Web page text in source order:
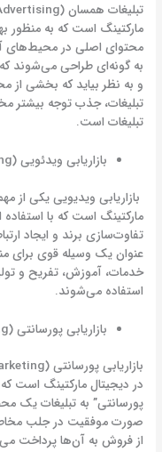
مارکتینگ است که به منظور
محتوای اصلی در محیط‌های
به گونه‌ای طراحی می‌شوند
و به نظر بیاید که بخشی
تبلیغات، جذب توجه بیشتر
تبلیغات است.
بازاریابی ویدئویی (Video Marketing)
بازاریابی ویدیویی یکی از
مارکتینگ است که با
تفاوت‌سازی برند و ایجاد
عنوان یک وسیله قوی برای
خدمات، آموزش، تفریح و
استفاده می‌شوند.
بازاریابی پورسانتی (Affiliate Marketing)
در دیجیتال مارکتینگ است که
پورسانتی” به تبلیغات
صورت موفقیت در جلب
از فروش به آن‌ها پرداخت